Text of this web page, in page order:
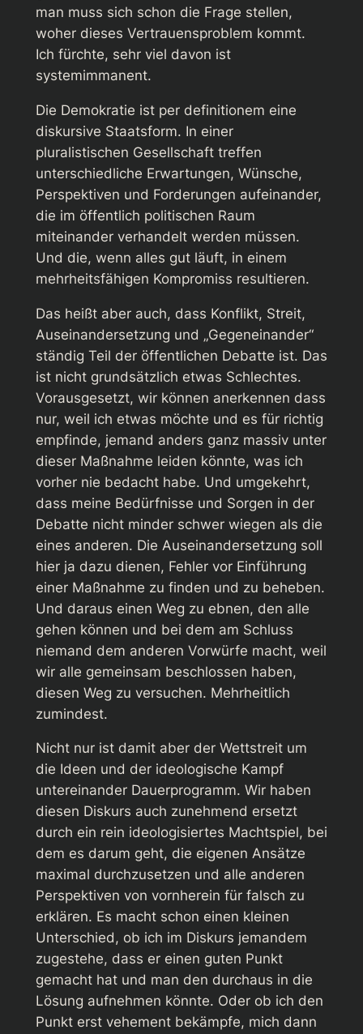
man muss sich schon die Frage stellen,
woher dieses Vertrauensproblem kommt.
Ich fürchte, sehr viel davon ist
systemimmanent.
Die Demokratie ist per definitionem eine
diskursive Staatsform. In einer
pluralistischen Gesellschaft treffen
unterschiedliche Erwartungen, Wünsche,
Perspektiven und Forderungen aufeinander,
die im öffentlich politischen Raum
miteinander verhandelt werden müssen.
Und die, wenn alles gut läuft, in einem
mehrheitsfähigen Kompromiss resultieren.
Das heißt aber auch, dass Konflikt, Streit,
Auseinandersetzung und „Gegeneinander“
ständig Teil der öffentlichen Debatte ist. Das
ist nicht grundsätzlich etwas Schlechtes.
Vorausgesetzt, wir können anerkennen dass
nur, weil ich etwas möchte und es für richtig
empfinde, jemand anders ganz massiv unter
dieser Maßnahme leiden könnte, was ich
vorher nie bedacht habe. Und umgekehrt,
dass meine Bedürfnisse und Sorgen in der
Debatte nicht minder schwer wiegen als die
eines anderen. Die Auseinandersetzung soll
hier ja dazu dienen, Fehler vor Einführung
einer Maßnahme zu finden und zu beheben.
Und daraus einen Weg zu ebnen, den alle
gehen können und bei dem am Schluss
niemand dem anderen Vorwürfe macht, weil
wir alle gemeinsam beschlossen haben,
diesen Weg zu versuchen. Mehrheitlich
zumindest.
Nicht nur ist damit aber der Wettstreit um
die Ideen und der ideologische Kampf
untereinander Dauerprogramm. Wir haben
diesen Diskurs auch zunehmend ersetzt
durch ein rein ideologisiertes Machtspiel, bei
dem es darum geht, die eigenen Ansätze
maximal durchzusetzen und alle anderen
Perspektiven von vornherein für falsch zu
erklären. Es macht schon einen kleinen
Unterschied, ob ich im Diskurs jemandem
zugestehe, dass er einen guten Punkt
gemacht hat und man den durchaus in die
Lösung aufnehmen könnte. Oder ob ich den
Punkt erst vehement bekämpfe, mich dann